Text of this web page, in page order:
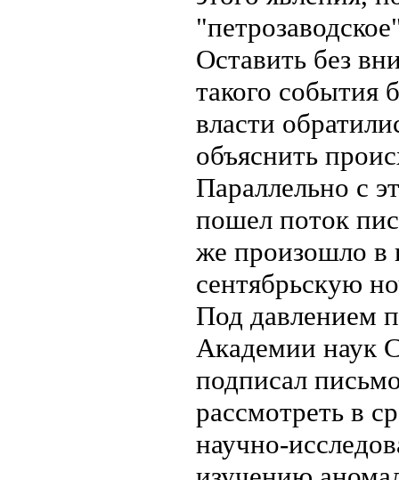
Оставить без
такого события
власти
объяснить
Параллельно с
пошел поток
же произошло в
сентябрьскую
Под давлением
Академии наук
подписал
рассмотреть в
научно-